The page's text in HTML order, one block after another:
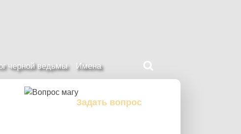
черной ведьмы Имена
сайте
Задать вопрос